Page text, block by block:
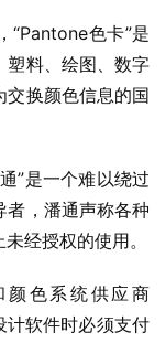
“Pantone色卡”是
塑料、绘图、数字
交换颜色信息的国
”是一个难以绕过
者，潘通声称各种
经授权的使用。
颜色系统供应商
计软件时必须支付